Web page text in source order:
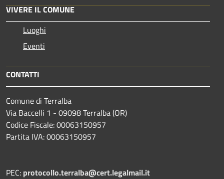
VIVERE IL COMUNE
Luoghi
Eventi
CONTATTI
Comune di Terralba
Via Baccelli 1 - 09098 Terralba (OR)
Codice Fiscale: 00063150957
Partita IVA: 00063150957
PEC: protocollo.terralba@cert.legalmail.it